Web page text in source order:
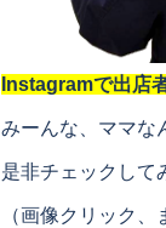
Instagramで出店
みーんな、ママな
是非チェックして
（画像クリック、